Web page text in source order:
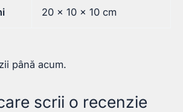
20 × 10 × 10 cm
până acum.
scrii o recenzie